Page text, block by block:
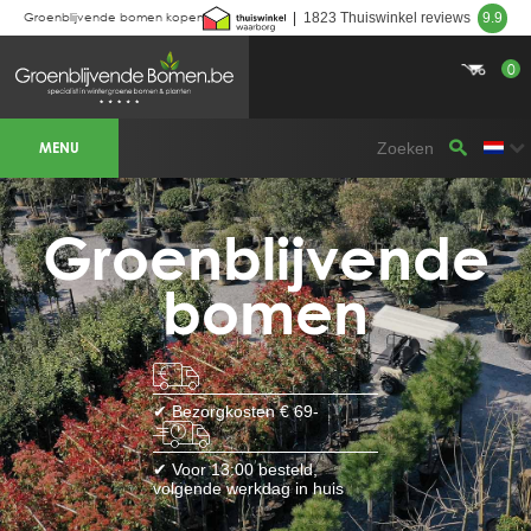
Groenblijvende bomen kopen 1823 Thuiswinkel reviews 9.9
BOTANICALGROUP WERKGEBIEDEN &
WEBSITES
OLIJFBOOMSPECIALIST.NL
OLIJFBOOMSPECIALIST.BE
LESPECIALISTEDESOLIVIERS.FR
OLIVENBAUM.DE
DRZEWAOLIWNE.PL
OLIVETREESPECIALIST.COM
Bomen
BOMEN.NL
GROENBLIJVENDEBOMEN.NL
GROENBLIJVENDEBOMEN.BE
PALMBOMENSPECIALIST.NL
IMMERGRUENEBAEUME.DE
Botanicalgroup
BOTANICALGROUP.EU
BOTANICALGROUP.DE
BOTANICALGROUP.BE
0
MENU
Groenblijvende
bomen
✔ Bezorgkosten € 69-
✔ Voor 13:00 besteld,
volgende werkdag in huis